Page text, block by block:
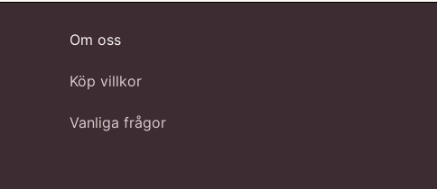
Om oss
Köp villkor
Vanliga frågor